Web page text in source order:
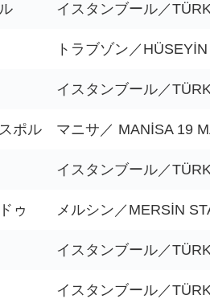
イスタンブール／
トラブゾン／HÜSEYİN
イスタンブール／
ポル マニサ／ MANİSA 19
イスタンブール／
ゥ メルシン／MERSİN
イスタンブール／
イスタンブール／